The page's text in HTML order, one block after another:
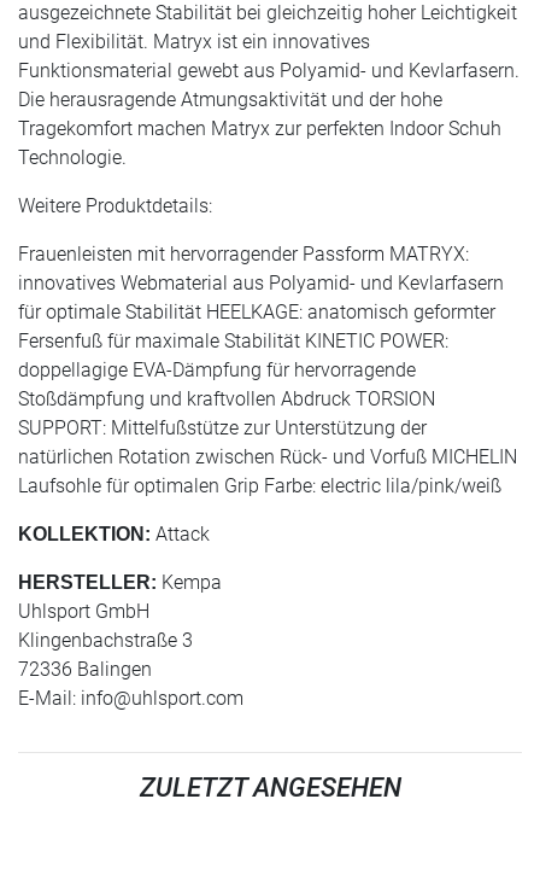
ausgezeichnete Stabilität bei gleichzeitig hoher Leichtigkeit
und Flexibilität. Matryx ist ein innovatives
Funktionsmaterial gewebt aus Polyamid- und Kevlarfasern.
Die herausragende Atmungsaktivität und der hohe
Tragekomfort machen Matryx zur perfekten Indoor Schuh
Technologie.
Weitere Produktdetails:
Frauenleisten mit hervorragender Passform MATRYX:
innovatives Webmaterial aus Polyamid- und Kevlarfasern
für optimale Stabilität HEELKAGE: anatomisch geformter
Fersenfuß für maximale Stabilität KINETIC POWER:
doppellagige EVA-Dämpfung für hervorragende
Stoßdämpfung und kraftvollen Abdruck TORSION
SUPPORT: Mittelfußstütze zur Unterstützung der
natürlichen Rotation zwischen Rück- und Vorfuß MICHELIN
Laufsohle für optimalen Grip Farbe: electric lila/pink/weiß
KOLLEKTION: Attack
HERSTELLER: Kempa
Uhlsport GmbH
Klingenbachstraße 3
72336 Balingen
E-Mail: info@uhlsport.com
ZULETZT ANGESEHEN